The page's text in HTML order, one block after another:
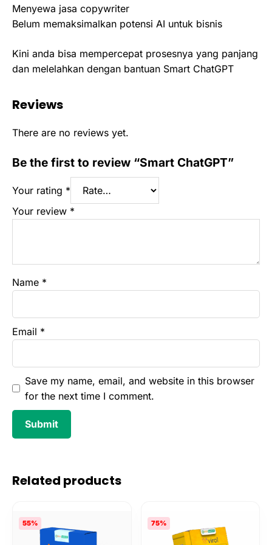
Menyewa jasa copywriter
Belum memaksimalkan potensi AI untuk bisnis
Kini anda bisa mempercepat prosesnya yang panjang
dan melelahkan dengan bantuan Smart ChatGPT
Reviews
There are no reviews yet.
Be the first to review “Smart ChatGPT”
Your rating *
Your review *
Name *
Email *
Save my name, email, and website in this browser
for the next time I comment.
Related products
55% 75%